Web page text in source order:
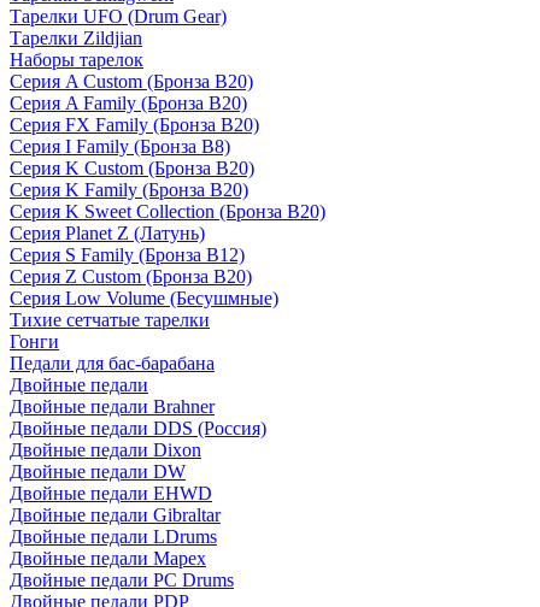
Тарелки UFO (Drum Gear)
Тарелки Zildjian
Наборы тарелок
Серия A Custom (Бронза B20)
Серия A Family (Бронза B20)
Серия FX Family (Бронза B20)
Серия I Family (Бронза B8)
Серия K Custom (Бронза B20)
Серия K Family (Бронза B20)
Серия K Sweet Collection (Бронза B20)
Серия Planet Z (Латунь)
Серия S Family (Бронза B12)
Серия Z Custom (Бронза B20)
Серия Low Volume (Бесушмные)
Тихие сетчатые тарелки
Гонги
Педали для бас-барабана
Двойные педали
Двойные педали Brahner
Двойные педали DDS (Россия)
Двойные педали Dixon
Двойные педали DW
Двойные педали EHWD
Двойные педали Gibraltar
Двойные педали LDrums
Двойные педали Mapex
Двойные педали PC Drums
Двойные педали PDP